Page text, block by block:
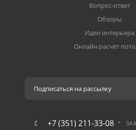
Вопрос-ответ
Обзоры
Идеи интерьера
Онлайн расчёт
Подписаться на рассылку
+7 (351) 211-33-08